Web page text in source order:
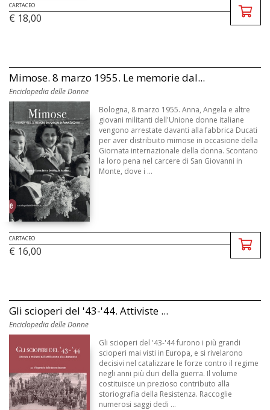
CARTACEO
€ 18,00
Mimose. 8 marzo 1955. Le memorie dal...
Enciclopedia delle Donne
Bologna, 8 marzo 1955. Anna, Angela e altre
giovani militanti dell'Unione donne italiane
vengono arrestate davanti alla fabbrica Ducati
per aver distribuito mimose in occasione della
Giornata internazionale della donna. Scontano
la loro pena nel carcere di San Giovanni in
Monte, dove i ...
CARTACEO
€ 16,00
Gli scioperi del '43-'44. Attiviste ...
Enciclopedia delle Donne
Gli scioperi del '43-'44 furono i più grandi
scioperi mai visti in Europa, e si rivelarono
decisivi nel catalizzare le forze contro il regime
negli anni più duri della guerra. Il volume
costituisce un prezioso contributo alla
storiografia della Resistenza. Raccoglie
numerosi saggi dedi ...